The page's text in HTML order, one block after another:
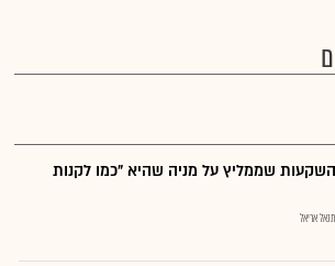
שממליץ על מניה שהיא "כמו לקנות
אריאל